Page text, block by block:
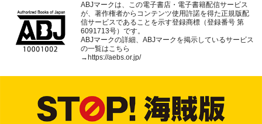
ABJマークは、この電子書店・電子書籍配信サービス
が、著作権者からコンテンツ使用許諾を得た正規版配
信サービスであることを示す登録商標（登録番号 第
6091713号）です。
ABJマークの詳細、ABJマークを掲示しているサービス
の一覧はこちら
→ https://aebs.or.jp/